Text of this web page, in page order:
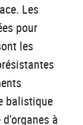
Les
pour
les
balistique
à